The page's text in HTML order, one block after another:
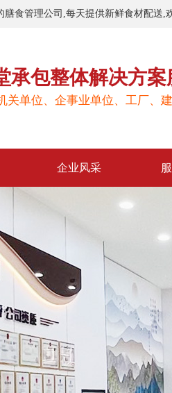
食管理公司,每天提供新鲜食材配送,
承包整体解决方案
关单位、企事业单位、工厂、
企业风采